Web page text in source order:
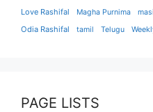
Love Rashifal
Magha Purnima
Odia Rashifal tamil Telugu
PAGE LISTS